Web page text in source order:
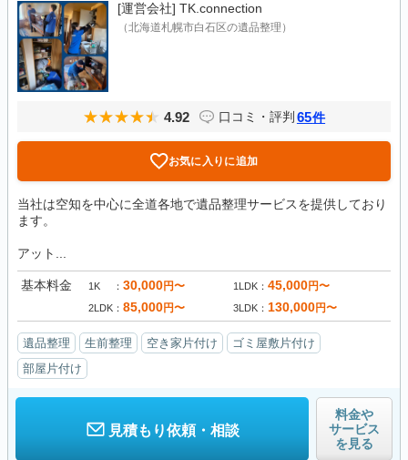
[運営会社] TK.connection
（北海道札幌市白石区の遺品整理）
4.92 口コミ・評判 65件
お気に入りに追加
当社は空知を中心に全道各地で遺品整理サービスを提供しており
ます。
アット...
基本料金 1K 30,000円〜 1LDK 45,000円〜
2LDK 85,000円〜 3LDK 130,000円〜
遺品整理 生前整理 空き家片付け
ゴミ屋敷片付け
部屋片付け
見積もり依頼・相談
料金や
サービス
を見る